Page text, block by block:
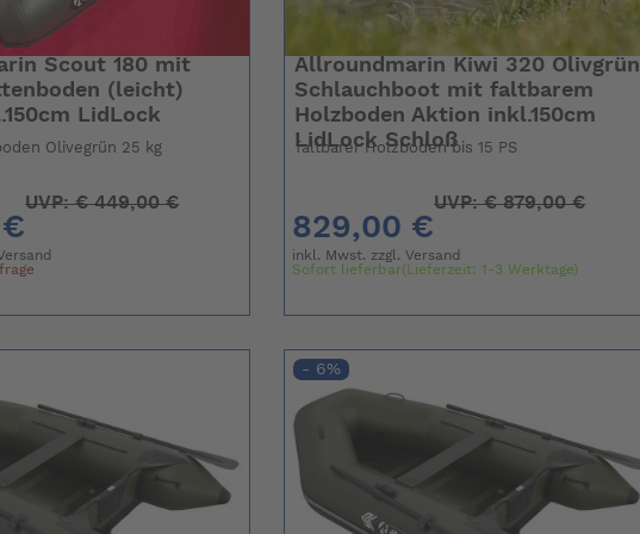
Scout 180 mit
(leicht)
LidLock
Olivegrün 25 kg
UVP:€449,00 €
Allroundmarin Kiwi 320 Olivgrün
Schlauchboot mit faltbarem
Holzboden Aktion inkl.150cm
LidLock Schloß
faltbarer Holzboden bis 15 PS
829,00 €
UVP:€879,00 €
inkl. Mwst. zzgl.Versand
Sofort lieferbar(Lieferzeit: 1-3 Werktage)
- 6%